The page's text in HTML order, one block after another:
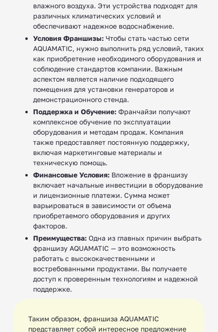
влажного воздуха. Эти устройства подходят для
различных климатических условий и
обеспечивают надежное водоснабжение.
Условия Франшизы: Чтобы стать частью сети
AQUAMATIC, нужно выполнить ряд условий, таких
как приобретение необходимого оборудования и
соблюдение стандартов компании. Важным
аспектом является наличие подходящего
помещения для установки генераторов и
демонстрационного стенда.
Поддержка и Обучение: Франчайзи получают
комплексное обучение по эксплуатации
оборудования и методам продаж. Компания
также предоставляет постоянную поддержку,
включая маркетинговые материалы и
техническую помощь.
Финансовые Условия: Вложение в франшизу
включает начальные инвестиции в оборудование
и лицензионные платежи. Сумма может
варьироваться в зависимости от объема
приобретаемого оборудования и других
факторов.
Преимущества: Одна из главных причин выбрать
франшизу AQUAMATIC — это возможность
работать с высококачественными и
востребованными продуктами. Вы получаете
доступ к проверенным технологиям и надежной
поддержке.
Таким образом, франшиза AQUAMATIC
представляет собой интересное предложение